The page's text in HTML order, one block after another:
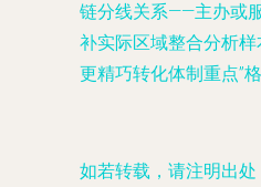
链分线关系——主办或
补实际区域整合分析
更精巧转化体制重点”
如若转载，请注明出